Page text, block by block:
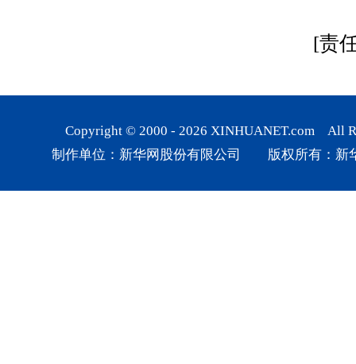
[责
Copyright © 2000 - 2026 XINHUANET.com All
制作单位：新华网股份有限公司 版权所有：新